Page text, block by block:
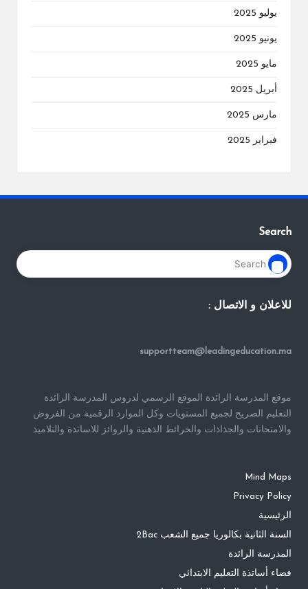
يوليو 2025
يونيو 2025
مايو 2025
أبريل 2025
مارس 2025
فبراير 2025
Search
للاعلان و الاتصال :
supportteam@leadingeducation.ma
موقع المدرسة الرائدة الموقع الرسمي لدروس المدرسة الرائدة
التعليم الصريح لجميع المستويات وكل الموارد الرقمية من الفروض
والامتحانات والجذاذات والخرائط الذهنية والروائز للاساتذة والتلاميذ
Mind Maps
Privacy Policy
الرئيسية
السنة الثانية بكالوريا جميع الشعب 2Bac
المدرسة الرائدة
فضاء أساتذة التعليم الابتدائي